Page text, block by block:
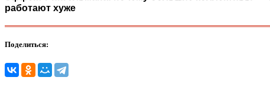
работают хуже
Поделиться: